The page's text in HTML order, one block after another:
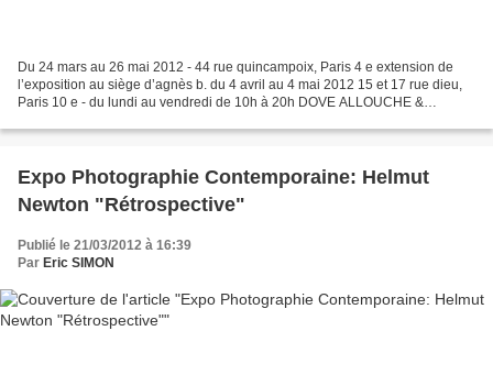
Du 24 mars au 26 mai 2012 - 44 rue quincampoix, Paris 4 e extension de
l’exposition au siège d’agnès b. du 4 avril au 4 mai 2012 15 et 17 rue dieu,
Paris 10 e - du lundi au vendredi de 10h à 20h DOVE ALLOUCHE &
Expo Photographie Contemporaine: Helmut
Newton "Rétrospective"
Publié le 21/03/2012 à 16:39
Par Eric SIMON